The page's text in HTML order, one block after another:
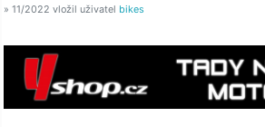
» 11/2022 vložil uživatel bikes